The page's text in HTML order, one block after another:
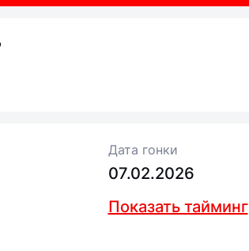
Дата гонки
07.02.2026
Показать тайминг